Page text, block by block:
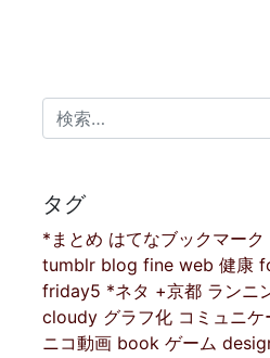
検索:
タグ
*まとめ はてなブックマーク
tumblr blog fine web 健康
friday5 *ネタ +京都 ランニ
cloudy グラフ化 コミュニケ
ニコ動画 book ゲーム